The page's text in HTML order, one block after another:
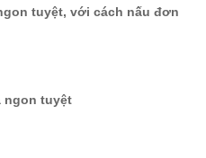
tuyệt, với cách nấu đơn
ngon tuyệt